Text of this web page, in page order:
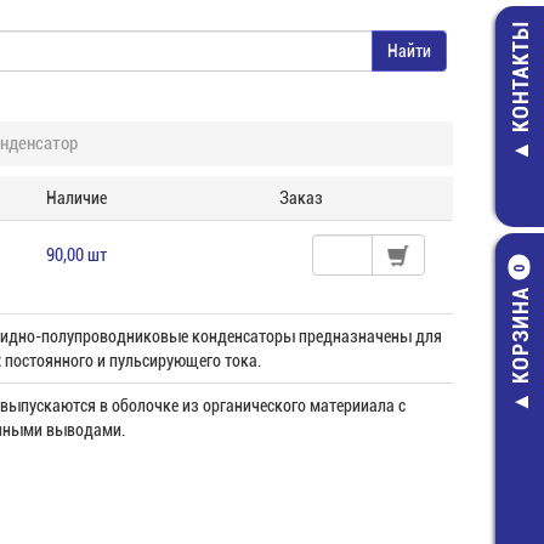
КОНТАКТЫ
КОРЗИНА
0
Наличие Заказ
90,00 шт
полупроводниковые конденсаторы предназначены для
и пульсирующего тока.
в оболочке из органического материиала с
выводами.